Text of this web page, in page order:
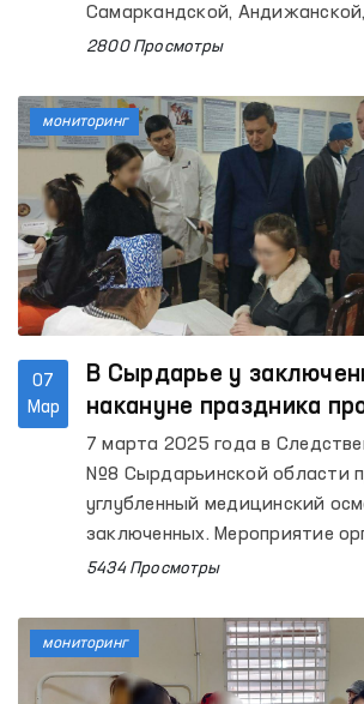
города Ташкента
Самаркандской,
Бухарской и
визиты в ряд пенитенциарных
2800 Просмотры
07
Мар
В Сырдарье у
накануне праздника
медицинский осмотр
7 марта 2025 года в
№8 Сырдарьинской области
углубленный медицинский
заключенных. Мероприятие
Уполномоченным Олий
совместно с Управлением
Сырдарьинской области и 3-
координационным центром
5434 Просмотры
мониторинг
мониторинг